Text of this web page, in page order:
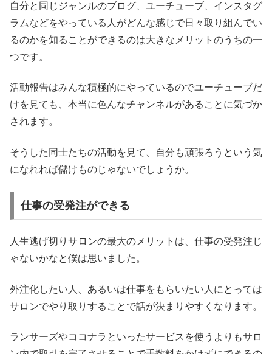
自分と同じジャンルのブログ、ユーチューブ、インスタグ
ラムなどをやっている人がどんな感じで日々取り組んでい
るのかを知ることができるのは大きなメリットのうちの一
つです。
活動報告はみんな積極的にやっているのでユーチューブだ
けを見ても、本当に色んなチャンネルがあることに気づか
されます。
そうした同士たちの活動を見て、自分も頑張ろうという気
になれれば儲けものじゃないでしょうか。
仕事の受発注ができる
人生逃げ切りサロンの最大のメリットは、仕事の受発注じ
ゃないかなと僕は思いました。
外注化したい人、あるいは仕事をもらいたい人にとっては
サロンでやり取りすることで話が決まりやすくなります。
ランサーズやココナラといったサービスを使うよりもサロ